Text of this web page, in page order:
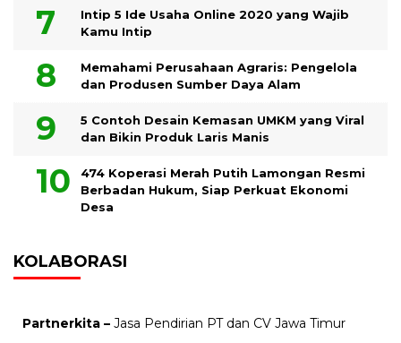
Intip 5 Ide Usaha Online 2020 yang Wajib
Kamu Intip
Memahami Perusahaan Agraris: Pengelola
dan Produsen Sumber Daya Alam
5 Contoh Desain Kemasan UMKM yang Viral
dan Bikin Produk Laris Manis
474 Koperasi Merah Putih Lamongan Resmi
Berbadan Hukum, Siap Perkuat Ekonomi
Desa
KOLABORASI
Partnerkita – Jasa Pendirian PT dan CV Jawa Timur